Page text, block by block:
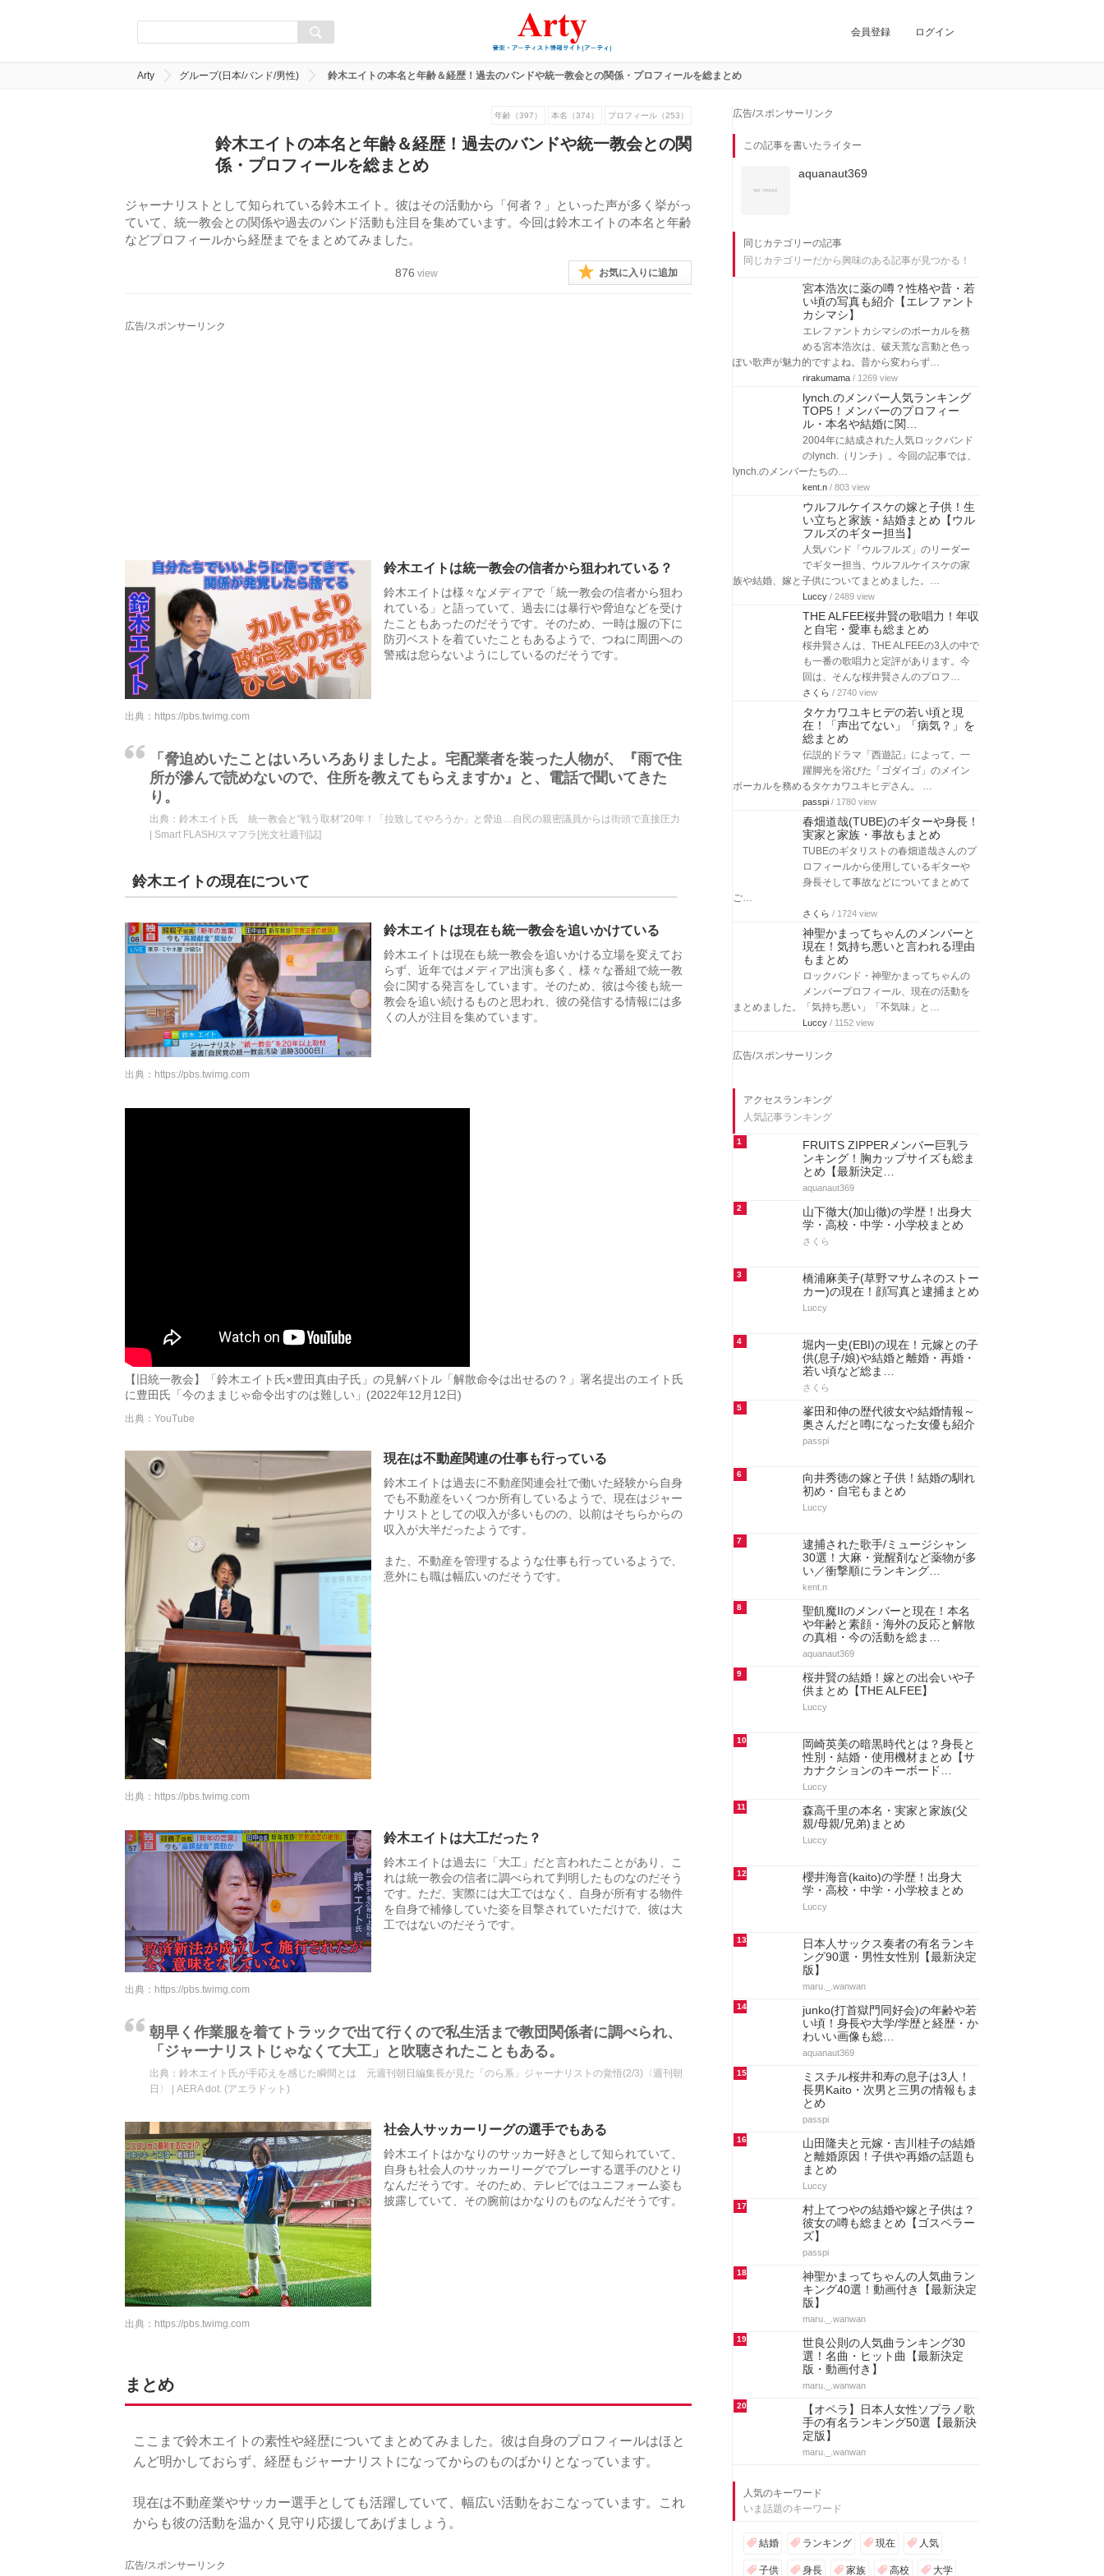
会員登録 ログイン
Arty グループ(日本/バンド/男性) 鈴木エイトの本名と年齢＆経歴！過去のバンドや統一教会との関係・プロフィールを総まとめ
年齢（397） 本名（374） プロフィール（253）
鈴木エイトの本名と年齢＆経歴！過去のバンドや統一教会との関
係・プロフィールを総まとめ
ジャーナリストとして知られている鈴木エイト。彼はその活動から「何者？」といった声が多く挙がっ
ていて、統一教会との関係や過去のバンド活動も注目を集めています。今回は鈴木エイトの本名と年齢
などプロフィールから経歴までをまとめてみました。
876 view お気に入りに追加
広告/スポンサーリンク
鈴木エイトは統一教会の信者から狙われている？
鈴木エイトは様々なメディアで「統一教会の信者から狙わ
れている」と語っていて、過去には暴行や脅迫などを受け
たこともあったのだそうです。そのため、一時は服の下に
防刃ベストを着ていたこともあるようで、つねに周囲への
警戒は怠らないようにしているのだそうです。
出典： https://pbs.twimg.com
「脅迫めいたことはいろいろありましたよ。宅配業者を装った人物が、『雨で住
所が滲んで読めないので、住所を教えてもらえますか』と、電話で聞いてきた
り。
出典： 鈴木エイト氏 統一教会と“戦う取材”20年！「拉致してやろうか」と脅迫…自民の親密議員からは街頭で直接圧力
| Smart FLASH/スマフラ[光文社週刊誌]
鈴木エイトの現在について
鈴木エイトは現在も統一教会を追いかけている
鈴木エイトは現在も統一教会を追いかける立場を変えてお
らず、近年ではメディア出演も多く、様々な番組で統一教
会に関する発言をしています。そのため、彼は今後も統一
教会を追い続けるものと思われ、彼の発信する情報には多
くの人が注目を集めています。
出典： https://pbs.twimg.com
【旧統一教会】「鈴木エイト氏×豊田真由子氏」の見解バトル「解散命令は出せるの？」署名提出のエイト氏
に豊田氏「今のままじゃ命令出すのは難しい」(2022年12月12日)
出典：YouTube
現在は不動産関連の仕事も行っている
鈴木エイトは過去に不動産関連会社で働いた経験から自身
でも不動産をいくつか所有しているようで、現在はジャー
ナリストとしての収入が多いものの、以前はそちらからの
収入が大半だったようです。
また、不動産を管理するような仕事も行っているようで、
意外にも職は幅広いのだそうです。
出典： https://pbs.twimg.com
鈴木エイトは大工だった？
鈴木エイトは過去に「大工」だと言われたことがあり、こ
れは統一教会の信者に調べられて判明したものなのだそう
です。ただ、実際には大工ではなく、自身が所有する物件
を自身で補修していた姿を目撃されていただけで、彼は大
工ではないのだそうです。
出典： https://pbs.twimg.com
朝早く作業服を着てトラックで出て行くので私生活まで教団関係者に調べられ、
「ジャーナリストじゃなくて大工」と吹聴されたこともある。
出典： 鈴木エイト氏が手応えを感じた瞬間とは 元週刊朝日編集長が見た「のら系」ジャーナリストの覚悟(2/3)〈週刊朝
日〉 | AERA dot. (アエラドット)
社会人サッカーリーグの選手でもある
鈴木エイトはかなりのサッカー好きとして知られていて、
自身も社会人のサッカーリーグでプレーする選手のひとり
なんだそうです。そのため、テレビではユニフォーム姿も
披露していて、その腕前はかなりのものなんだそうです。
出典： https://pbs.twimg.com
まとめ
ここまで鈴木エイトの素性や経歴についてまとめてみました。彼は自身のプロフィールはほと
んど明かしておらず、経歴もジャーナリストになってからのものばかりとなっています。
現在は不動産業やサッカー選手としても活躍していて、幅広い活動をおこなっています。これ
からも彼の活動を温かく見守り応援してあげましょう。
広告/スポンサーリンク
広告/スポンサーリンク
この記事を書いたライター
aquanaut369
同じカテゴリーの記事
同じカテゴリーだから興味のある記事が見つかる！
宮本浩次に薬の噂？性格や昔・若
い頃の写真も紹介【エレファント
カシマシ】
エレファントカシマシのボーカルを務
める宮本浩次は、破天荒な言動と色っ
ぽい歌声が魅力的ですよね。昔から変わらず…
rirakumama/ 1269 view
lynch.のメンバー人気ランキング
TOP5！メンバーのプロフィー
ル・本名や結婚に関…
2004年に結成された人気ロックバンド
のlynch.（リンチ）。今回の記事では、
lynch.のメンバーたちの…
kent.n/ 803 view
ウルフルケイスケの嫁と子供！生
い立ちと家族・結婚まとめ【ウル
フルズのギター担当】
人気バンド「ウルフルズ」のリーダー
でギター担当、ウルフルケイスケの家
族や結婚、嫁と子供についてまとめました。…
Luccy/ 2489 view
THE ALFEE桜井賢の歌唱力！年収
と自宅・愛車も総まとめ
桜井賢さんは、THE ALFEEの3人の中で
も一番の歌唱力と定評があります。今
回は、そんな桜井賢さんのプロフ…
タケカワユキヒデの若い頃と現
在！「声出てない」「病気？」を
総まとめ
伝説的ドラマ「西遊記」によって、一
躍脚光を浴びた「ゴダイゴ」のメイン
ボーカルを務めるタケカワユキヒデさん。 …
passpi/ 1780 view
春畑道哉(TUBE)のギターや身長！
TUBEのギタリストの春畑道哉さんのプ
ご…
さくら/ 1724 view
神聖かまってちゃんのメンバーと
現在！気持ち悪いと言われる理由
もまとめ
まとめました。「気持ち悪い」「不気味」と…
Luccy/ 1152 view
アクセスランキング
FRUITS ZIPPERメンバー巨乳ラ
ンキング！胸カップサイズも総ま
とめ【最新決定…
山下徹大(加山徹)の学歴！出身大
学・高校・中学・小学校まとめ
さくら
橋浦麻美子(草野マサムネのストー
カー)の現在！顔写真と逮捕まとめ
堀内一史(EBI)の現在！元嫁との子
供(息子/娘)や結婚と離婚・再婚・
若い頃など総ま…
峯田和伸の歴代彼女や結婚情報～
奥さんだと噂になった女優も紹介
向井秀徳の嫁と子供！結婚の馴れ
初め・自宅もまとめ
逮捕された歌手/ミュージシャン
30選！大麻・覚醒剤など薬物が多
聖飢魔IIのメンバーと現在！本名
や年齢と素顔・海外の反応と解散
の真相・今の活動を総ま…
桜井賢の結婚！嫁との出会いや子
供まとめ【THE ALFEE】
Luccy
岡崎英美の暗黒時代とは？身長と
性別・結婚・使用機材まとめ【サ
カナクションのキーボード…
森高千里の本名・実家と家族(父
親/母親/兄弟)まとめ
Luccy
櫻井海音(kaito)の学歴！出身大
学・高校・中学・小学校まとめ
Luccy
日本人サックス奏者の有名ランキ
ング90選・男性女性別【最新決定
junko(打首獄門同好会)の年齢や若
い頃！身長や大学/学歴と経歴・か
ミスチル桜井和寿の息子は3人！
長男Kaito・次男と三男の情報もま
とめ
と離婚原因！子供や再婚の話題も